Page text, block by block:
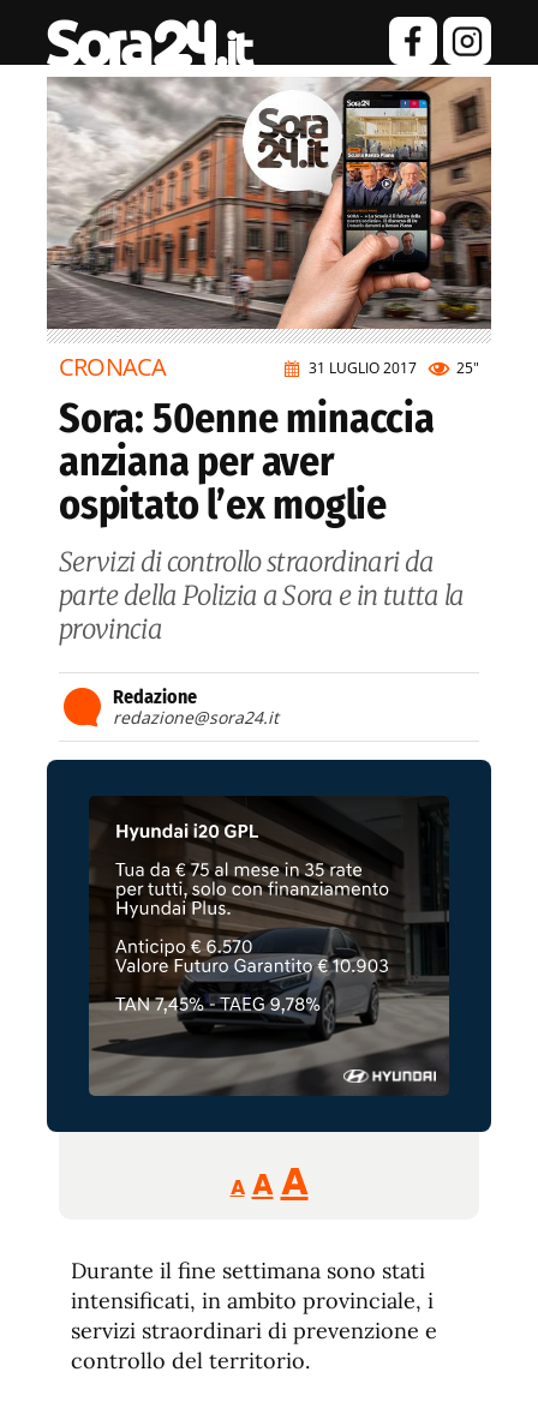
31 LUGLIO 2017 25"
CRONACA
Sora: 50enne minaccia
anziana per aver
ospitato l’ex moglie
Servizi di controllo straordinari da
parte della Polizia a Sora e in tutta la
provincia
Redazione
redazione@sora24.it
A
Reducir
tamaño
A Restablecer
fuente
AAumentar
de
fuente.
Durante il fine settimana sono stati
intensificati, in ambito provinciale, i
servizi straordinari di prevenzione e
controllo del territorio.